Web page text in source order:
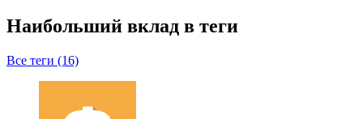
Наибольший вклад в теги
Все теги (16)